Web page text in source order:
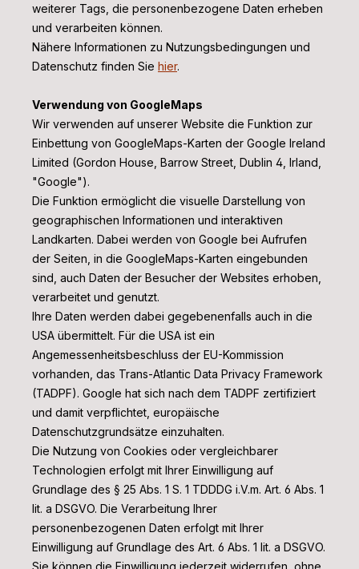
weiterer Tags, die personenbezogene Daten erheben
und verarbeiten können.
Nähere Informationen zu Nutzungsbedingungen und
Datenschutz finden Sie hier.
Verwendung von GoogleMaps
Wir verwenden auf unserer Website die Funktion zur
Einbettung von GoogleMaps-Karten der Google Ireland
Limited (Gordon House, Barrow Street, Dublin 4, Irland,
"Google").
Die Funktion ermöglicht die visuelle Darstellung von
geographischen Informationen und interaktiven
Landkarten. Dabei werden von Google bei Aufrufen
der Seiten, in die GoogleMaps-Karten eingebunden
sind, auch Daten der Besucher der Websites erhoben,
verarbeitet und genutzt.
Ihre Daten werden dabei gegebenenfalls auch in die
USA übermittelt. Für die USA ist ein
Angemessenheitsbeschluss der EU-Kommission
vorhanden, das Trans-Atlantic Data Privacy Framework
(TADPF). Google hat sich nach dem TADPF zertifiziert
und damit verpflichtet, europäische
Datenschutzgrundsätze einzuhalten.
Die Nutzung von Cookies oder vergleichbarer
Technologien erfolgt mit Ihrer Einwilligung auf
Grundlage des § 25 Abs. 1 S. 1 TDDDG i.V.m. Art. 6 Abs. 1
lit. a DSGVO. Die Verarbeitung Ihrer
personenbezogenen Daten erfolgt mit Ihrer
Einwilligung auf Grundlage des Art. 6 Abs. 1 lit. a DSGVO.
Sie können die Einwilligung jederzeit widerrufen, ohne